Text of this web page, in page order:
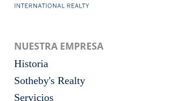
NUESTRA EMPRESA
Historia
Sotheby's Realty
Servicios